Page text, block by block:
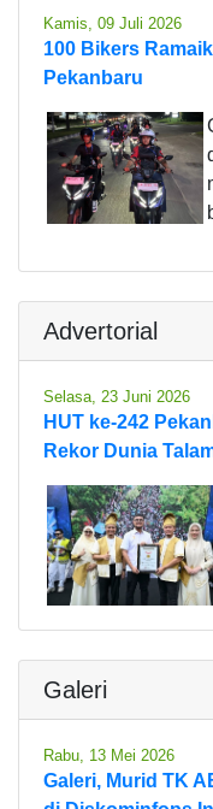
Kamis, 09 Juli 2026
100 Bikers
Pekanbaru
Advertorial
Selasa, 23 Juni 2026
HUT ke-242
Rekor Dunia
Galeri
Rabu, 13 Mei 2026
Galeri, Murid TK